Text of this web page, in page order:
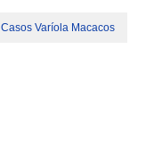
Casos Varíola Macacos